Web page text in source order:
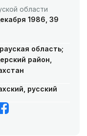
области
1986, 39
область;
район,
русский